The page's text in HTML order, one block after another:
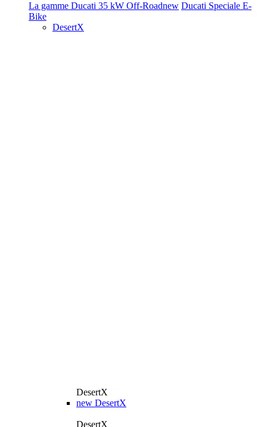
La gamme Ducati 35 kW Off-Roadnew Ducati Speciale E-
Bike
DesertX
DesertX
new DesertX
DesertX